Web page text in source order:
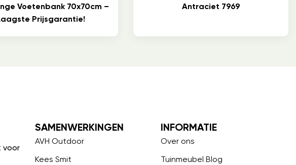
Voetenbank 70x70cm –
Prijsgarantie!
Antraciet 7969
voor
SAMENWERKINGEN
AVH Outdoor
Kees Smit
INFORMATIE
Over ons
Tuinmeubel Blog